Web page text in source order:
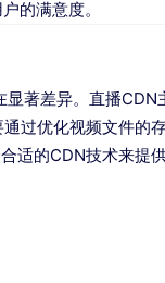
的满意度。
著差异。直播
过优化视频文件的
适的CDN技术来提